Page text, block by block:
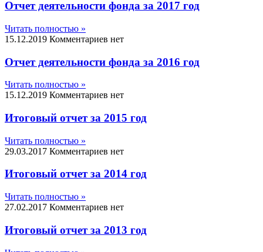
Отчет деятельности фонда за 2017 год
Читать полностью »
15.12.2019 Комментариев нет
Отчет деятельности фонда за 2016 год
Читать полностью »
15.12.2019 Комментариев нет
Итоговый отчет за 2015 год
Читать полностью »
29.03.2017 Комментариев нет
Итоговый отчет за 2014 год
Читать полностью »
27.02.2017 Комментариев нет
Итоговый отчет за 2013 год